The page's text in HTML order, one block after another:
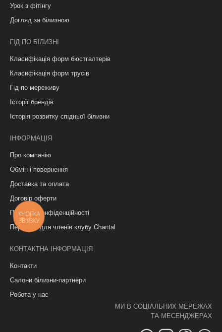
Урок з фітінгу
Догляд за білизною
ГІД ПО БІЛИЗНІ
Класифікація форм бюстгалтерів
Класифікація форм трусів
Гід по мереживу
Історії брендів
Історія розвитку спідньої білизни
ІНФОРМАЦІЯ
Про компанію
Обмін і повернення
Доставка та оплата
Договір оферти
Політика конфіденційності
Переваги для членів клубу Chantal
КОНТАКТНА ІНФОРМАЦІЯ
Контакти
Салони білизни-партнери
Робота у нас
МИ В СОЦІАЛЬНИХ МЕРЕЖАХ
ТА МЕСЕНДЖЕРАХ
КНОПКА
ЗВ'ЯЗКУ